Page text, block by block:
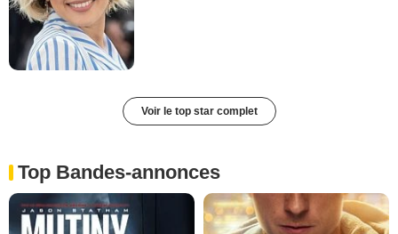
Voir le top star complet
Top Bandes-annonces